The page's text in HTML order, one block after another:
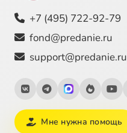
+7 (495) 722-92-79
fond@predanie.ru
support@predanie.ru
Мне нужна помощь